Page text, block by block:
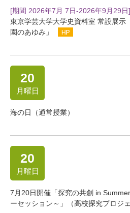
[期間 2026年7月 7日-2026年9月29日]
東京学芸大学大学史資料室 常設展示
園のあゆみ」
20
月曜日
海の日（通常授業）
20
月曜日
7月20日開催「探究の共創 in
ーセッション～」（高校探究プロジェ